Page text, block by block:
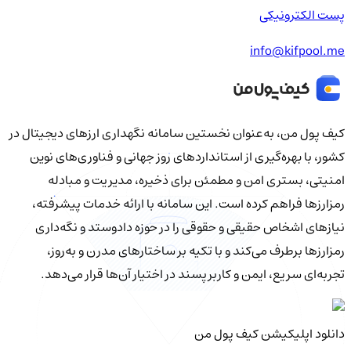
پست الکترونیکی
info@kifpool.me
کیف‌ پول من، به‌عنوان نخستین سامانه نگهداری ارزهای دیجیتال در
کشور، با بهره‌گیری از استانداردهای روز جهانی و فناوری‌های نوین
امنیتی، بستری امن و مطمئن برای ذخیره، مدیریت و مبادله
رمزارزها فراهم کرده است. این سامانه با ارائه خدمات پیشرفته،
نیازهای اشخاص حقیقی و حقوقی را در حوزه دادوستد و نگه‌داری
رمزارزها برطرف می‌کند و با تکیه بر ساختارهای مدرن و به‌روز،
تجربه‌ای سریع، ایمن و کاربرپسند در اختیار آن‌ها قرار می‌دهد.
دانلود اپلیکیشن کیف‌ پول من